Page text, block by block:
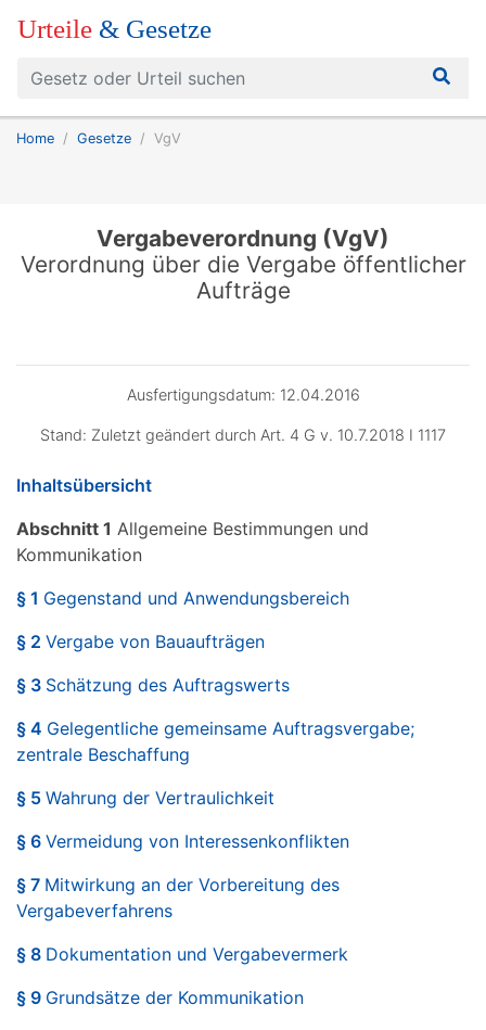
Urteile & Gesetze
Home Gesetze VgV
Vergabeverordnung (VgV)
Verordnung über die Vergabe öffentlicher
Aufträge
Ausfertigungsdatum: 12.04.2016
Stand: Zuletzt geändert durch Art. 4 G v. 10.7.2018 I 1117
Inhaltsübersicht
Abschnitt 1 Allgemeine Bestimmungen und
Kommunikation
§ 1 Gegenstand und Anwendungsbereich
§ 2 Vergabe von Bauaufträgen
§ 3 Schätzung des Auftragswerts
§ 4 Gelegentliche gemeinsame Auftragsvergabe;
zentrale Beschaffung
§ 5 Wahrung der Vertraulichkeit
§ 6 Vermeidung von Interessenkonflikten
§ 7 Mitwirkung an der Vorbereitung des
Vergabeverfahrens
§ 8 Dokumentation und Vergabevermerk
§ 9 Grundsätze der Kommunikation